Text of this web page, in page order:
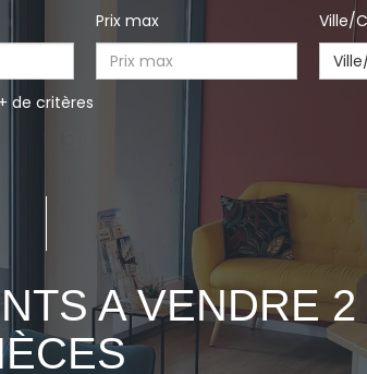
Prix max
Ville/
+ de critères
A VENDRE 2